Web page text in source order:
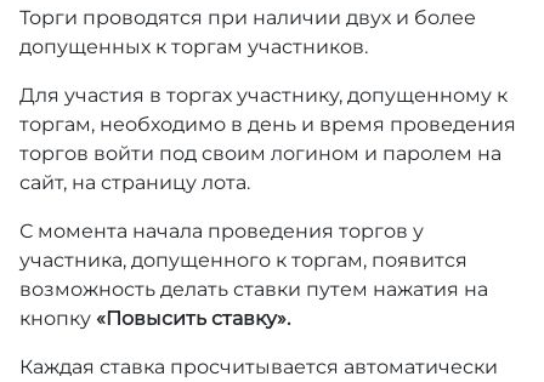
Торги проводятся при наличии двух и более
допущенных к торгам участников.
Для участия в торгах участнику, допущенному к
торгам, необходимо в день и время проведения
торгов войти под своим логином и паролем на
сайт, на страницу лота.
С момента начала проведения торгов у
участника, допущенного к торгам, появится
возможность делать ставки путем нажатия на
кнопку «Повысить ставку».
Каждая ставка просчитывается автоматически